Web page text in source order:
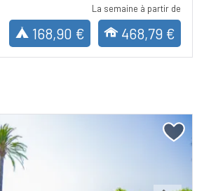
La semaine à partir de
168,90 € 468,79 €